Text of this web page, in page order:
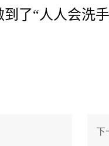
了“人人会洗手
下